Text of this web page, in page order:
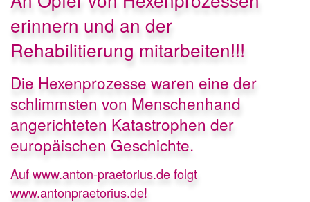
erinnern und an der
Rehabilitierung mitarbeiten!!!
Die Hexenprozesse waren eine der
schlimmsten von Menschenhand
angerichteten Katastrophen der
europäischen Geschichte.
Auf www.anton-praetorius.de folgt
www.antonpraetorius.de!